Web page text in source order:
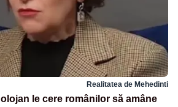
Realitatea de Mehedinti
le cere românilor să amâne